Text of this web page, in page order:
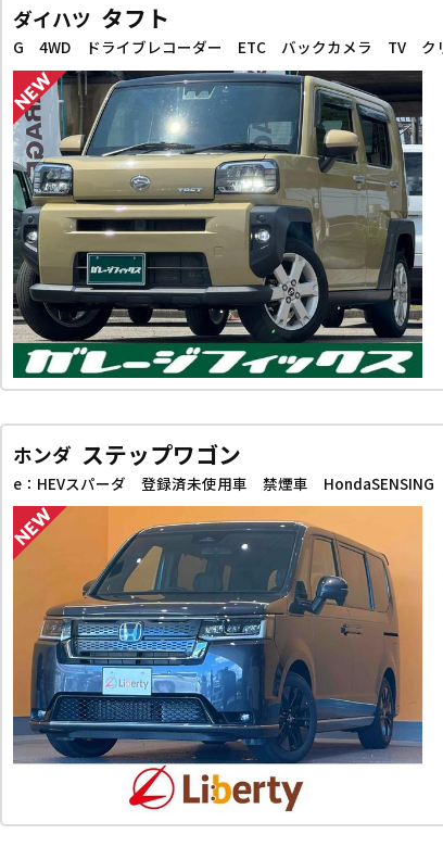
ダイハツ タフト
ホンダ ステップワゴン